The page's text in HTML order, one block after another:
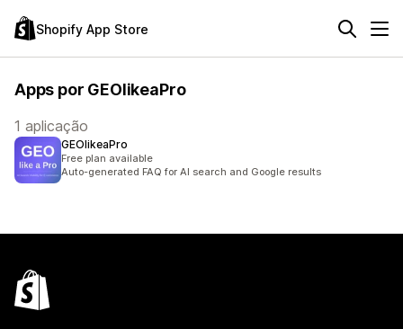
Shopify App Store
Apps por GEOlikeaPro
1 aplicação
GEOlikeaPro
Free plan available
Auto-generated FAQ for AI search and Google results